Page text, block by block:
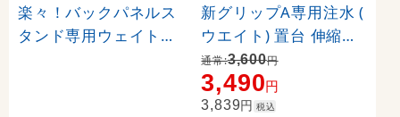
楽々！バックパネルス
タンド専用ウェイト台(
新グリップA専用注水 (
ウエイト) 置台 伸縮タ
イプ カラー:ブラック (
36024-2B)
通常:3,600円
3,490円
3,839円 税込